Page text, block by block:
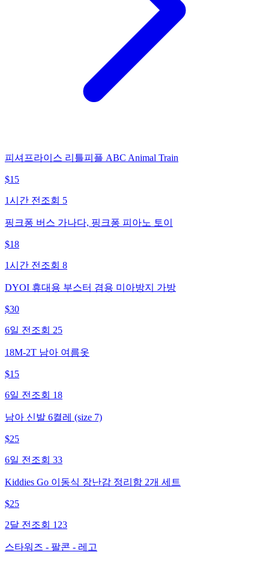
피셔프라이스 리틀피플 ABC Animal Train
$15
1시간 전 조회 5
핑크퐁 버스 가나다, 핑크퐁 피아노 토이
$18
1시간 전 조회 8
DYOI 휴대용 부스터 겸용 미아방지 가방
$30
6일 전 조회 25
18M-2T 남아 여름옷
$15
6일 전 조회 18
남아 신발 6켤레 (size 7)
$25
6일 전 조회 33
Kiddies Go 이동식 장난감 정리함 2개 세트
$25
2달 전 조회 123
스타워즈 - 팔콘 - 레고